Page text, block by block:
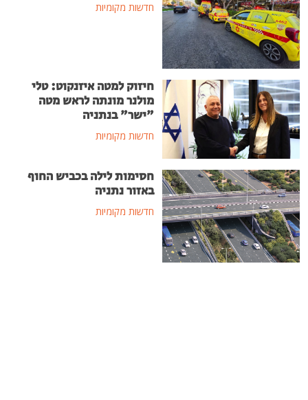
חדשות מקומיות
חיזוק למטה איזנקוט: טלי
מולנר מונתה לראש מטה
"ישר" בנתניה
חדשות מקומיות
חסימות לילה בכביש החוף
באזור נתניה
חדשות מקומיות